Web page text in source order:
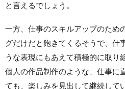
と言えるでしょう。
一方、仕事のスキルアップのため
グだけだと飽きてくるそうで、仕
うな表現にもあえて積極的に取り
個人の作品制作のような、仕事に
ても、楽しみを見出して継続して